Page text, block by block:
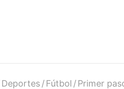
Deportes/Fútbol /Primer